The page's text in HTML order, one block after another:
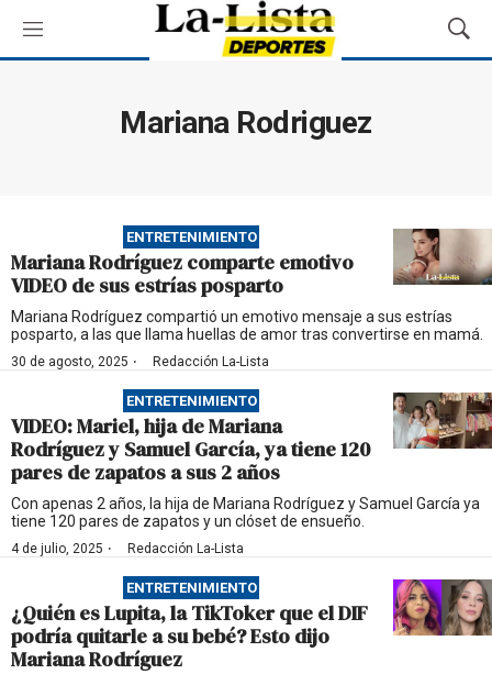
M
e
M
o
ú
q
u
d
Mariana Rodriguez
ENTRETENIMIENTO
Mariana Rodríguez comparte emotivo
VIDEO de sus estrías posparto
Mariana Rodríguez compartió un emotivo mensaje a sus estrías
posparto, a las que llama huellas de amor tras convertirse en mamá.
30 de agosto, 2025 · Redacción La-Lista
ENTRETENIMIENTO
VIDEO: Mariel, hija de Mariana
Rodríguez y Samuel García, ya tiene 120
pares de zapatos a sus 2 años
Con apenas 2 años, la hija de Mariana Rodríguez y Samuel García ya
tiene 120 pares de zapatos y un clóset de ensueño.
4 de julio, 2025 · Redacción La-Lista
ENTRETENIMIENTO
¿Quién es Lupita, la TikToker que el DIF
podría quitarle a su bebé? Esto dijo
Mariana Rodríguez